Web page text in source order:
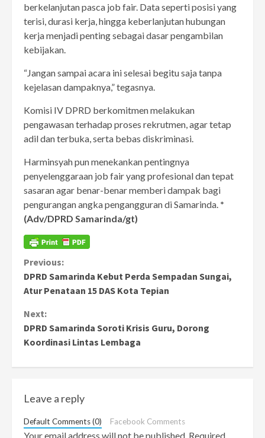
berkelanjutan pasca job fair. Data seperti posisi yang
terisi, durasi kerja, hingga keberlanjutan hubungan
kerja menjadi penting sebagai dasar pengambilan
kebijakan.
“Jangan sampai acara ini selesai begitu saja tanpa
kejelasan dampaknya,” tegasnya.
Komisi IV DPRD berkomitmen melakukan
pengawasan terhadap proses rekrutmen, agar tetap
adil dan terbuka, serta bebas diskriminasi.
Harminsyah pun menekankan pentingnya
penyelenggaraan job fair yang profesional dan tepat
sasaran agar benar-benar memberi dampak bagi
pengurangan angka pengangguran di Samarinda. *
(Adv/DPRD Samarinda/gt)
Continue
Reading
Previous:
DPRD Samarinda Kebut Perda Sempadan Sungai,
Atur Penataan 15 DAS Kota Tepian
Next:
DPRD Samarinda Soroti Krisis Guru, Dorong
Koordinasi Lintas Lembaga
Leave a reply
Default Comments (0) Facebook Comments
Your email address will not be published. Required